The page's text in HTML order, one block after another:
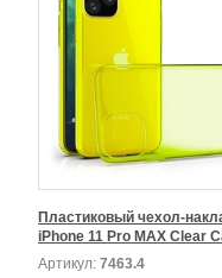
Пластиковый чехол-
Артикул: 7463.4